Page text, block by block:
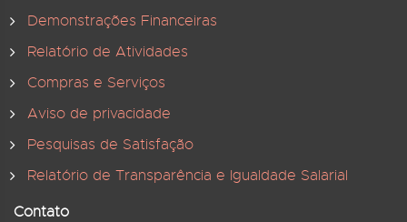
Demonstrações Financeiras
Relatório de Atividades
Compras e Serviços
Aviso de privacidade
Pesquisas de Satisfação
Relatório de Transparência e Igualdade Salarial
Contato